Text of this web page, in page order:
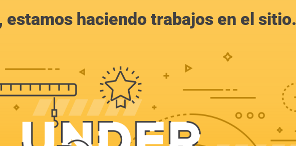
estamos haciendo trabajos en el sitio.